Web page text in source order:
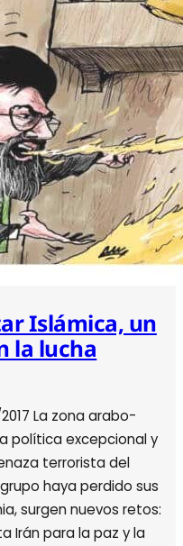
Islámica, un
la lucha
La zona arabo-
política excepcional y
terrorista del
haya perdido sus
surgen nuevos retos:
Irán para la paz y la